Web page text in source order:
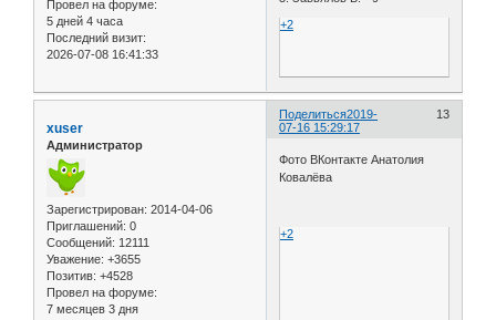
Провел на форуме:
5 дней 4 часа
Последний визит:
2026-07-08 16:41:33
+2
Поделиться 13
2019-
07-16 15:29:17
xuser
Администратор
Зарегистрирован: 2014-04-06
Приглашений: 0
Сообщений: 12111
Уважение: +3655
Позитив: +4528
Провел на форуме:
7 месяцев 3 дня
Фото ВКонтакте Анатолия
Ковалёва
+2